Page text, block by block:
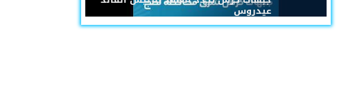
عيدروس